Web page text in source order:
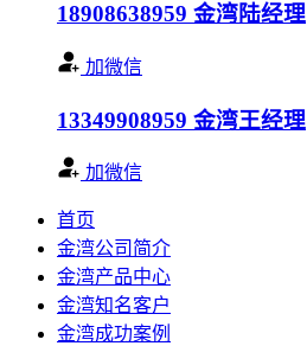
18908638959 金湾陆经理
加微信
13349908959 金湾王经理
加微信
首页
金湾公司简介
金湾产品中心
金湾知名客户
金湾成功案例